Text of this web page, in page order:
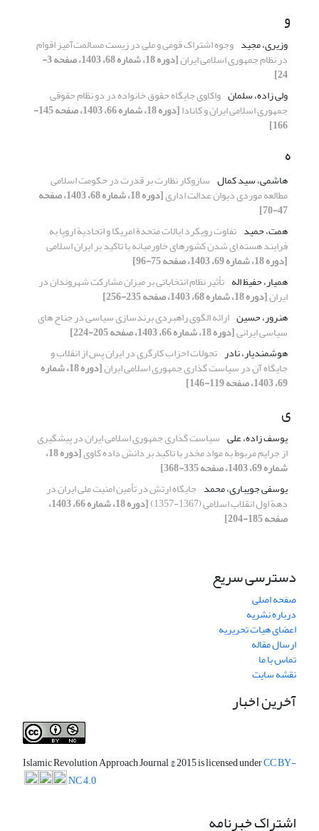
و
وزیری، مجید وجوه اشتراک قومی و ملی در زیست مسالمت‌آمیز اقوام
در نظام جمهوری اسلامی ایران [دوره 18، شماره 68، 1403، صفحه 3-
24]
ولی زاده، سلمان واکاوی جایگاه حقوق خانواده در دو نظام حقوقی
جمهوری اسلامی ایران و کانادا [دوره 18، شماره 66، 1403، صفحه 145-
166]
ه
هاشمی، سید کمال سازوکار نظارت بر قدرت در حکومت اسلامی
مطالعه موردی دیوان عدالت اداری [دوره 18، شماره 68، 1403، صفحه
47-70]
همت، حمید تفاوت رویکرد ایالات متحدة امریکا و اتحادیة اروپا به
فرایند هسته ای شدن کشورهای خاورمیانه با تاکید بر ایران اسلامی
[دوره 18، شماره 69، 1403، صفحه 75-96]
همیار، حفیظ اله تأثیر نظام انتخاباتی بر میزان مشارکت شهروندان در
ایران[دوره 18، شماره 68، 1403، صفحه 235-256]
هنرور، حسین ارائه الگوی راهبردی برندسازی سیاسی در جناح های
سیاسی ایرانی[دوره 18، شماره 66، 1403، صفحه 205-224]
هوشمندیار، نادر تحولات احزاب کارگری در ایران پس از انقلاب و
جایگاه آن در سیاست گذاری جمهوری اسلامی ایران [دوره 18، شماره
69، 1403، صفحه 119-146]
ی
یوسف زاده، علی سیاست گذاری جمهوری اسلامی ایران در پیشگیری
از جرایم مربوط به مواد مخدر با تاکید بر دانش داده کاوی [دوره 18،
شماره 69، 1403، صفحه 335-368]
یوسفی جویباری، محمد جایگاه ارتش در تأمین امنیت ملی ایران در
دهة اول انقلاب اسلامی (1367-1357) [دوره 18، شماره 66، 1403،
صفحه 185-204]
دسترسی سریع
صفحه اصلی
درباره نشریه
اعضای هیات تحریریه
ارسال مقاله
تماس با ما
نقشه سایت
آخرین اخبار
Islamic Revolution Approach Journal© 2015 is licensed underCC BY-
NC 4.0
اشتراک خبرنامه